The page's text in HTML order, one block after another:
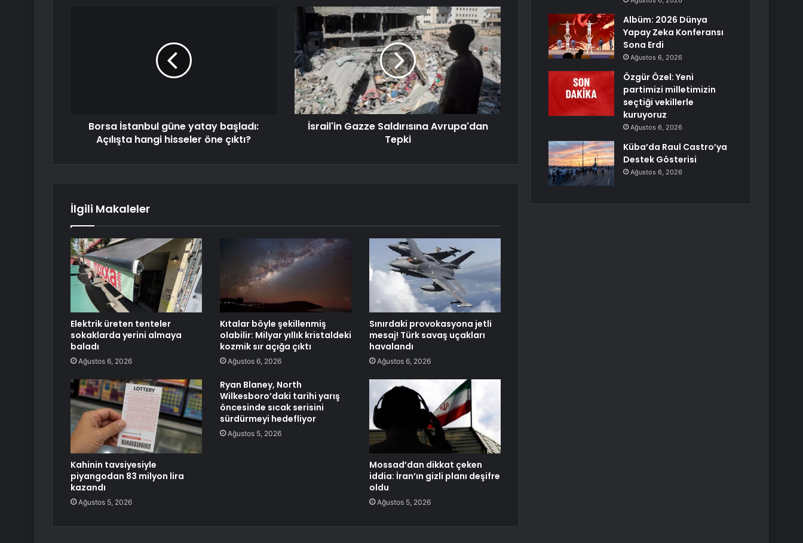
Borsa İstanbul güne yatay başladı:
Açılışta hangi hisseler öne çıktı?
İsrail'in Gazze Saldırısına Avrupa'dan
Tepki
İlgili Makaleler
Elektrik üreten tenteler
sokaklarda yerini almaya
baladı
Ağustos 6, 2026
Kıtalar böyle şekillenmiş
olabilir: Milyar yıllık kristaldeki
kozmik sır açığa çıktı
Ağustos 6, 2026
Sınırdaki provokasyona jetli
mesaj! Türk savaş uçakları
havalandı
Ağustos 6, 2026
Kahinin tavsiyesiyle
piyangodan 83 milyon lira
kazandı
Ağustos 5, 2026
Ryan Blaney, North
Wilkesboro’daki tarihi yarış
öncesinde sıcak serisini
sürdürmeyi hedefliyor
Ağustos 5, 2026
Mossad’dan dikkat çeken
iddia: İran’ın gizli planı deşifre
oldu
Ağustos 5, 2026
Albüm: 2026 Dünya
Yapay Zeka Konferansı
Sona Erdi
Ağustos 6, 2026
Özgür Özel: Yeni
partimizi milletimizin
seçtiği vekillerle
kuruyoruz
Ağustos 6, 2026
Küba’da Raul Castro’ya
Destek Gösterisi
Ağustos 6, 2026